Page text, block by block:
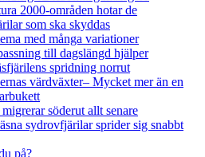
2000-områden hotar de
som ska skyddas
med många variationer
till dagslängd hjälper
spridning norrut
värdväxter– Mycket mer än en
söderut allt senare
sydrovfjärilar sprider sig snabbt
på?